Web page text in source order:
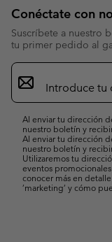
Conéctate con
Suscríbete a nuestro
tu primer pedido al
Suscripción
de
correo
Al enviar tu dirección
nuestro boletín y
Al enviar tu dirección
nuestro boletín y
Utilizaremos tu
eventos
conocer más en
’marketing’ y cómo